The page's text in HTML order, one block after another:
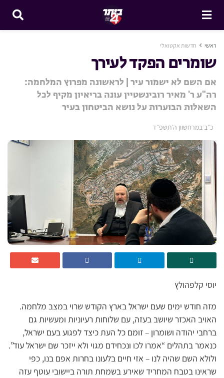
ראשי חדשות אקטואלי
שומרים הפקד לעירך
אם השם לא ישמור עיר | לראשונה מפרוץ המלחמה:
רה"ע ר' מאיר רובינשטיין עונה בריאיון מקיף לכל
השאלות הבוערות על נושא הביטחון בעיר
כ״ב במרחשוון ה׳תשפ״ד
יוסי קלפהולץ
מזה חודש ימים שעם ישראל בארץ הקודש שרוי במצב מלחמה.
האויב האכזר שיושב בעזה, עם שלוחות רעיוניות ומעשיות גם
ברחבי יהודה ושומרון – זומם כל העת כיצד לפגוע בעם ישראל,
כנאמר בתהלים “אמרו לכו ונכחידם מגוי ולא ייזכר שם ישראל עוד”.
ולולא השם שהיה לנו – אזי חיים בלעונו בחרות אפם בנו, כפי
שראינו בטבח המחריד שאירע בשמחת תורה ביישובי עוטף עזה